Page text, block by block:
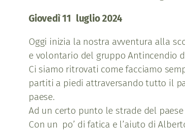
Giovedì 11 luglio 2024
Oggi inizia la nostra avventura alla
e volontario del gruppo Antincendio
Ci siamo ritrovati come facciamo
partiti a piedi attraversando tutto il
paese.
Ad un certo punto le strade del
Con un po’ di fatica e l’aiuto di